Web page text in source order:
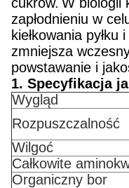
zapłodnieniu w
kiełkowania pyłku
zmniejsza
powstawanie i
1. Specyfikacja
Wygląd
Rozpuszczalność
Wilgoć
Całkowite
Organiczny bor